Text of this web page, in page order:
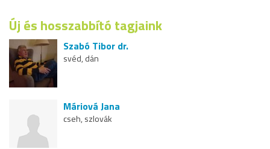
Új és hosszabbító tagjaink
Szabó Tibor dr.
svéd, dán
Máriová Jana
cseh, szlovák